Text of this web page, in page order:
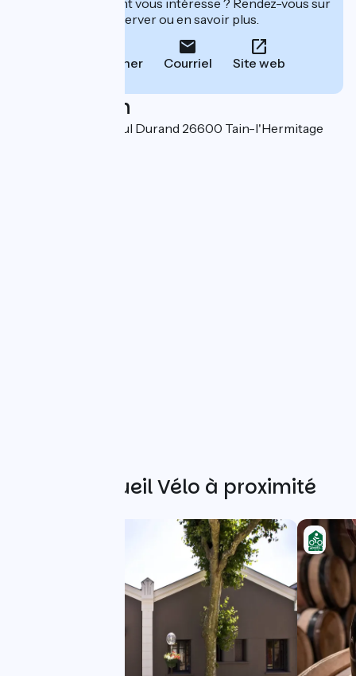
Cet établissement vous intéresse ? Rendez-vous sur
leur site pour réserver ou en savoir plus.
Téléphoner Courriel Site web
Localisation
18 avenue du Dr Paul Durand 26600 Tain-l'Hermitage
Autres Accueil Vélo à proximité